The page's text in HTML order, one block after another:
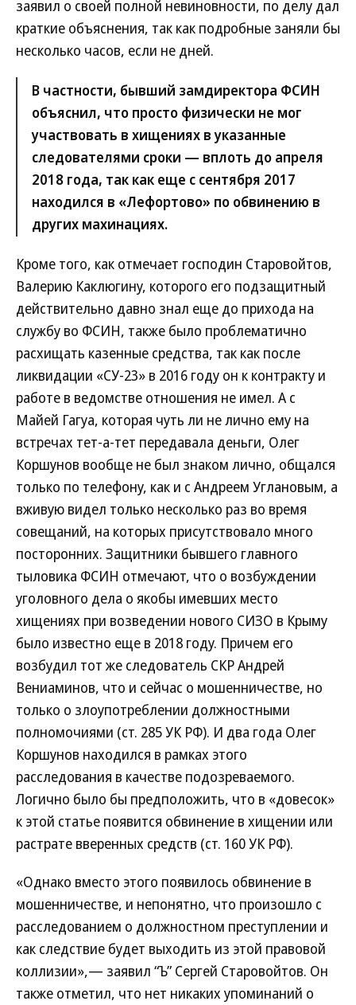
заявил о своей полной невиновности, по делу дал
краткие объяснения, так как подробные заняли бы
несколько часов, если не дней.
В частности, бывший замдиректора ФСИН
объяснил, что просто физически не мог
участвовать в хищениях в указанные
следователями сроки — вплоть до апреля
2018 года, так как еще с сентября 2017
находился в «Лефортово» по обвинению в
других махинациях.
Кроме того, как отмечает господин Старовойтов,
Валерию Каклюгину, которого его подзащитный
действительно давно знал еще до прихода на
службу во ФСИН, также было проблематично
расхищать казенные средства, так как после
ликвидации «СУ-23» в 2016 году он к контракту и
работе в ведомстве отношения не имел. А с
Майей Гагуа, которая чуть ли не лично ему на
встречах тет-а-тет передавала деньги, Олег
Коршунов вообще не был знаком лично, общался
только по телефону, как и с Андреем Углановым, а
вживую видел только несколько раз во время
совещаний, на которых присутствовало много
посторонних. Защитники бывшего главного
тыловика ФСИН отмечают, что о возбуждении
уголовного дела о якобы имевших место
хищениях при возведении нового СИЗО в Крыму
было известно еще в 2018 году. Причем его
возбудил тот же следователь СКР Андрей
Вениаминов, что и сейчас о мошенничестве, но
только о злоупотреблении должностными
полномочиями (ст. 285 УК РФ). И два года Олег
Коршунов находился в рамках этого
расследования в качестве подозреваемого.
Логично было бы предположить, что в «довесок»
к этой статье появится обвинение в хищении или
растрате вверенных средств (ст. 160 УК РФ).
«Однако вместо этого появилось обвинение в
мошенничестве, и непонятно, что произошло с
расследованием о должностном преступлении и
как следствие будет выходить из этой правовой
коллизии»,— заявил “Ъ” Сергей Старовойтов. Он
также отметил, что нет никаких упоминаний о